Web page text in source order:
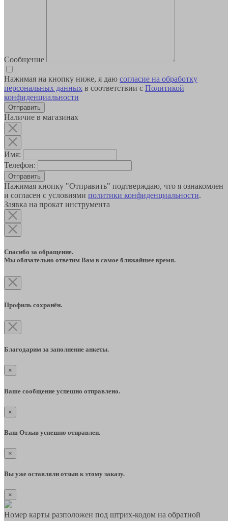
Сообщение
Нажимая на кнопку ниже, я даю согласие на обработку
персональных данных в соответствии с Политикой
конфиденциальности
Наличие в магазинах
Имя:
Телефон:
Отправить
Нажимая кнопку "Отправить" подтверждаю, что я ознакомлен
и согласен с условиями политики конфиденциальности.
Заявка на прокат инструмента
Спасибо за обращение.
Мы обязательно ответим Вам в самое ближайшее время.
Профиль сохранён.
Благодарим за заполнение анкеты.
×
Ваше сообщение успешно отправлено.
×
Ваш Отзыв успешно отправлен.
×
Вы уже оставляли отзыв к этому заказу.
×
Номер карты разположен под штрих-кодом на обратной